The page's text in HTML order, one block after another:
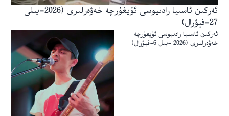
ئەركىن ئاسىيا رادىيوسى ئۇيغۇرچە خەۋەرلىرى (2026-يىلى
27-فېۋرال)
ئەركىن ئاسىيا رادىيوسى ئۇيغۇرچە
خەۋەرلىرى (2026 -يىل 6-فېۋرال)